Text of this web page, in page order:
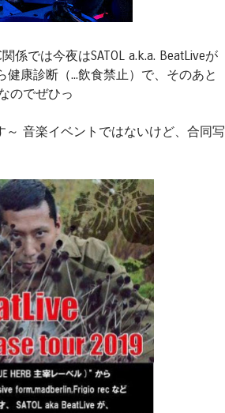
係では今夜はSATOL a.k.a. BeatLiveが
健康診断（...飲食禁止）で、そのあと
のでぜひっ
～ 音楽イベントではないけど、合同写